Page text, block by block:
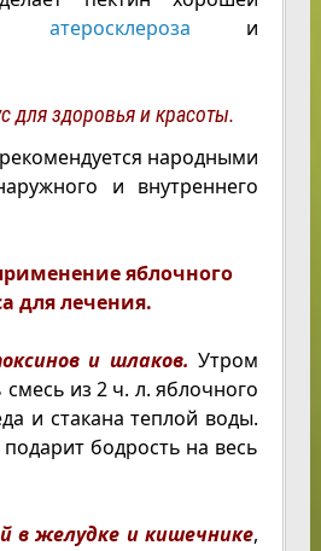
атеросклероза и
для здоровья и красоты.
народными
и внутреннего
яблочного
для лечения.
и шлаков. Утром
из 2 ч. л. яблочного
и стакана теплой воды.
бодрость на весь
в желудке и кишечнике,